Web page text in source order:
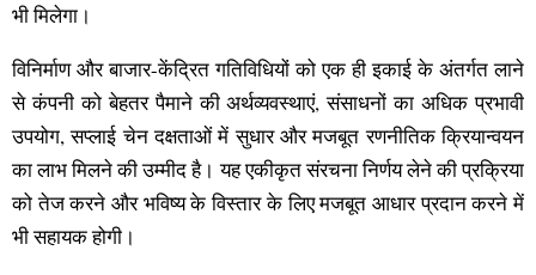
भी मिलेगा।
विनिर्माण और बाजार-केंद्रित गतिविधियों को एक ही इकाई के अंतर्गत लाने
से कंपनी को बेहतर पैमाने की अर्थव्यवस्थाएं, संसाधनों का अधिक प्रभावी
उपयोग, सप्लाई चेन दक्षताओं में सुधार और मजबूत रणनीतिक क्रियान्वयन
का लाभ मिलने की उम्मीद है। यह एकीकृत संरचना निर्णय लेने की प्रक्रिया
को तेज करने और भविष्य के विस्तार के लिए मजबूत आधार प्रदान करने में
भी सहायक होगी।